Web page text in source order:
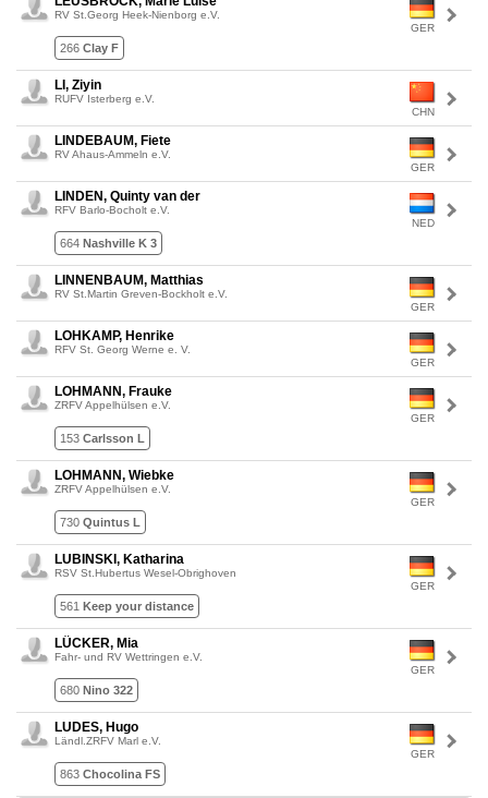
GER
RV St.Georg Heek-Nienborg e.V.
266 Clay F
CHN
LI, Ziyin
RUFV Isterberg e.V.
GER
LINDEBAUM, Fiete
RV Ahaus-Ammeln e.V.
NED
LINDEN, Quinty van der
RFV Barlo-Bocholt e.V.
664 Nashville K 3
GER
LINNENBAUM, Matthias
RV St.Martin Greven-Bockholt e.V.
GER
LOHKAMP, Henrike
RFV St. Georg Werne e. V.
GER
LOHMANN, Frauke
ZRFV Appelhülsen e.V.
153 Carlsson L
GER
LOHMANN, Wiebke
ZRFV Appelhülsen e.V.
730 Quintus L
GER
LUBINSKI, Katharina
RSV St.Hubertus Wesel-Obrighoven
561 Keep your distance
GER
LÜCKER, Mia
Fahr- und RV Wettringen e.V.
680 Nino 322
GER
LUDES, Hugo
Ländl.ZRFV Marl e.V.
863 Chocolina FS